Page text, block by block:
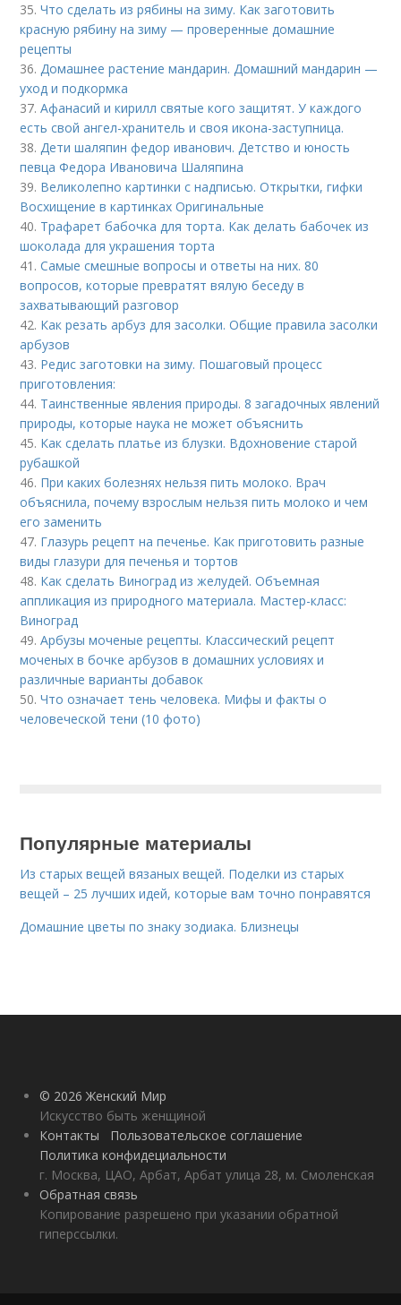
35.Что сделать из рябины на зиму. Как заготовить
красную рябину на зиму — проверенные домашние
рецепты
36.Домашнее растение мандарин. Домашний мандарин —
уход и подкормка
37.Афанасий и кирилл святые кого защитят. У каждого
есть свой ангел-хранитель и своя икона-заступница.
38.Дети шаляпин федор иванович. Детство и юность
певца Федора Ивановича Шаляпина
39. Великолепно картинки с надписью. Открытки, гифки
Восхищение в картинках Оригинальные
40. Трафарет бабочка для торта. Как делать бабочек из
шоколада для украшения торта
41.Самые смешные вопросы и ответы на них. 80
вопросов, которые превратят вялую беседу в
захватывающий разговор
42. Как резать арбуз для засолки. Общие правила засолки
арбузов
43. Редис заготовки на зиму. Пошаговый процесс
приготовления:
44. Таинственные явления природы. 8 загадочных явлений
природы, которые наука не может объяснить
45. Как сделать платье из блузки. Вдохновение старой
рубашкой
46. При каких болезнях нельзя пить молоко. Врач
объяснила, почему взрослым нельзя пить молоко и чем
его заменить
47. Глазурь рецепт на печенье. Как приготовить разные
виды глазури для печенья и тортов
48. Как сделать Виноград из желудей. Объемная
аппликация из природного материала. Мастер-класс:
Виноград
49.Арбузы моченые рецепты. Классический рецепт
моченых в бочке арбузов в домашних условиях и
различные варианты добавок
50.Что означает тень человека. Мифы и факты о
человеческой тени (10 фото)
Популярные материалы
Из старых вещей вязаных вещей. Поделки из старых
вещей – 25 лучших идей, которые вам точно понравятся
Домашние цветы по знаку зодиака. Близнецы
© 2026 Женский Мир
Искусство быть женщиной
Контакты
Пользовательское соглашение
Политика конфидециальности
г. Москва, ЦАО, Арбат, Арбат улица 28, м. Смоленская
Обратная связь
Копирование разрешено при указании обратной
гиперссылки.